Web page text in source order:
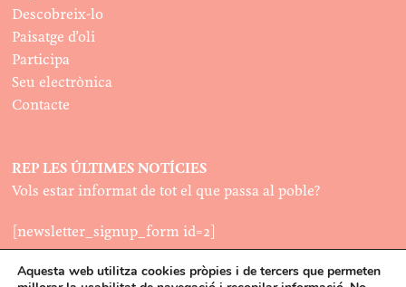
Descobreix-lo
Paisatge d’oli
Participa
Seu electrònica
Contacte
REP LES ÚLTIMES NOTÍCIES
Vols estar informat de tot el que passa al poble?
[newsletter_signup_form id=2]
Aquesta web utilitza cookies pròpies i de tercers que permeten